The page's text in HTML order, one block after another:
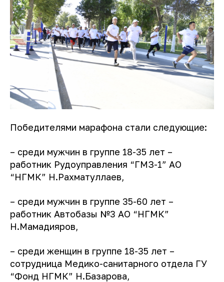
Победителями марафона стали следующие:
– среди мужчин в группе 18-35 лет –
работник Рудоуправления “ГМЗ-1” АО
“НГМК” Н.Рахматуллаев,
– среди мужчин в группе 35-60 лет –
работник Автобазы №3 АО “НГМК”
Н.Мамадияров,
– среди женщин в группе 18-35 лет –
сотрудница Медико-санитарного отдела ГУ
“Фонд НГМК” Н.Базарова,